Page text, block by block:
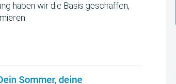
haben wir die Basis geschaffen,
Sommer, deine